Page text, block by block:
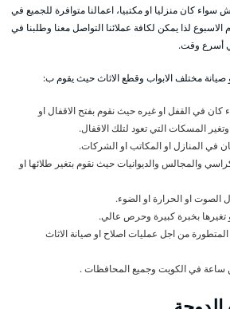
سواء كان منزليا او مكتبيا، اعمالنا متوافرة للجميع في
لذا يمكن لكافة عملائنا التواصل معنا وطلبنا في
أسرع وقت.
صيانة مختلف الابواب وقطع الاثاث حيث يقوم ب:
في القفل او غيره حيث نقوم بفتح الاقفال او
المسكات التي تعود لتلك الاقفال.
في المنازل او المكاتب او الشركات.
والمجالس والديوانيات حيث نقوم بتغير طلائها او
الصوت او الحرارة او الضوء.
تغيرها بخبرة كبيرة وحرص عالي.
من اجل عمليات اصلاح او صيانة الاثاث
ساعة في الكويت وجميع المحافظات .